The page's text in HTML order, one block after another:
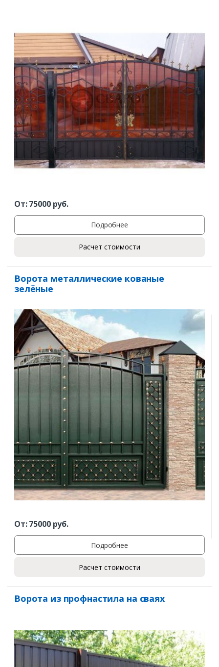
От:75000руб.
Подробнее
Расчет стоимости
Ворота металлические кованые
зелёные
От:75000руб.
Подробнее
Расчет стоимости
Ворота из профнастила на сваях